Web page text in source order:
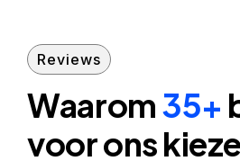
Reviews
Waarom35+
voor ons